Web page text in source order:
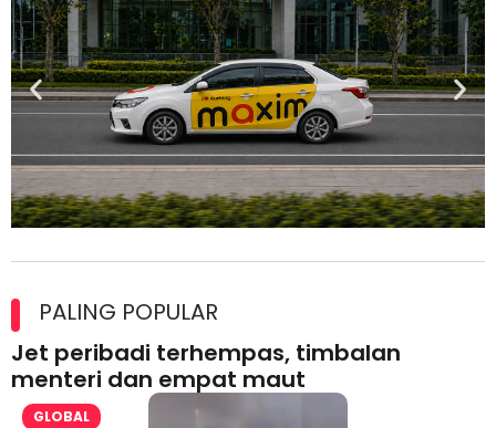
lesen separuh pertama 2026
PALING POPULAR
Jet peribadi terhempas, timbalan
menteri dan empat maut
GLOBAL